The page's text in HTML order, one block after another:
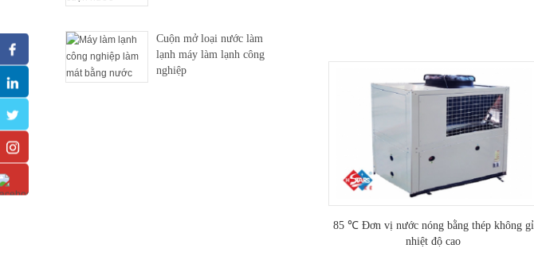
85 ℃ Đơn vị nước nóng bằng thép không gỉ
nhiệt độ cao
Cuộn mở loại nước làm
lạnh máy làm lạnh công
nghiệp